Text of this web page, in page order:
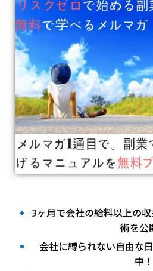
3ヶ月で会社の給料以上の
術を公
会社に縛られない自由な
中！